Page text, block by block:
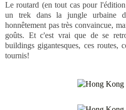
Le routard (en tout cas pour
un trek dans la jungle urbaine
honnêtement pas très convaincue,
goûts. Et c'est vrai que de se
buildings gigantesques, ces routes,
tournis!